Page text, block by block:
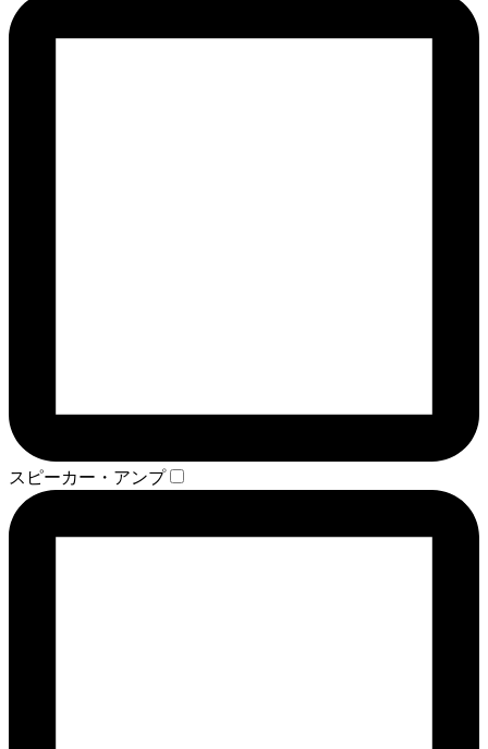
スピーカー・アンプ